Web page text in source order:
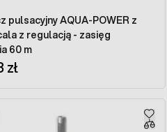
pulsacyjny AQUA-POWER z
z regulacją - zasięg
60 m
zł